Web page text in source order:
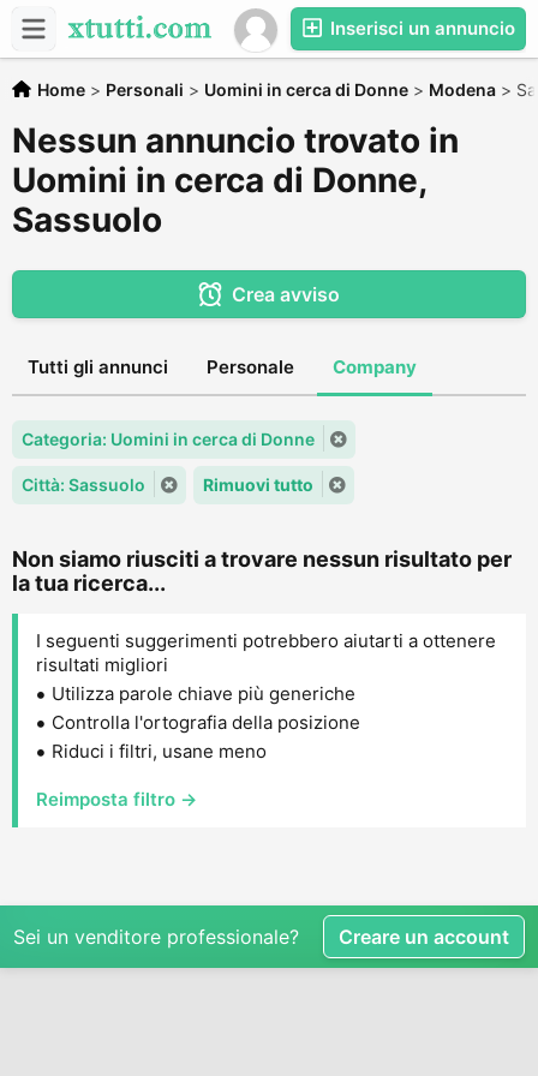
Inserisci un annuncio
Home > Personali > Uomini in cerca di Donne > Modena >
Nessun annuncio trovato in
Uomini in cerca di Donne,
Sassuolo
Crea avviso
Tutti gli annunci Personale Company
Categoria: Uomini in cerca di Donne
Città: Sassuolo Rimuovi tutto
Non siamo riusciti a trovare nessun risultato per
la tua ricerca...
I seguenti suggerimenti potrebbero aiutarti a ottenere
risultati migliori
Utilizza parole chiave più generiche
Controlla l'ortografia della posizione
Riduci i filtri, usane meno
Reimposta filtro →
Sei un venditore professionale? Creare un account